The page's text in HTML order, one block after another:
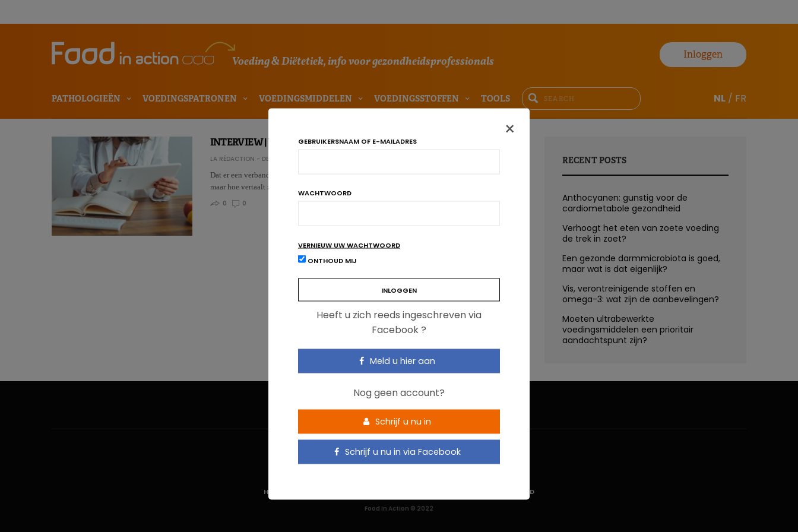
Voeding & Diëtetiek, info voor gezondheidsprofessionals
Inloggen
PATHOLOGIEËN VOEDINGSPATRONEN VOEDINGSMIDDELEN VOEDINGSSTOFFEN TOOLS NL / FR
INTERVIEW | Voeding en darmgezondheid binnen de consultaties
LA RÉDACTION - DE REDACTIE
Dat er een verband is tussen het darmmicrobioom en de gezondheid van de mens is evident
maar hoe vertaalt zich dat binnen de consultatie? We …
0
0
RECENT POSTS
Anthocyanen: gunstig voor de
cardiometabole gezondheid
Verhoogt het eten van zoete voeding
de trek in zoet?
Een gezonde darmmicrobiota is goed,
maar wat is dat eigenlijk?
Vis, verontreinigende stoffen en
omega-3: wat zijn de aanbevelingen?
Moeten ultrabewerkte
voedingsmiddelen een prioritair
aandachtspunt zijn?
×
GEBRUIKERSNAAM OF E-MAILADRES
WACHTWOORD
VERNIEUW UW WACHTWOORD
ONTHOUD MIJ
Heeft u zich reeds ingeschreven via
Facebook ?
Meld u hier aan
Nog geen account?
Schrijf u nu in
Schrijf u nu in via Facebook
HOME PRIVACYBELEID
Food In Action © 2022